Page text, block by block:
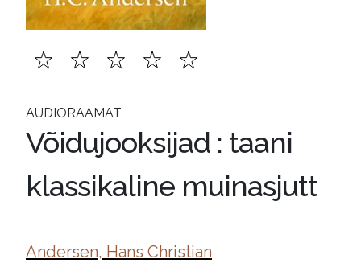
AUDIORAAMAT
Võidujooksijad : taani
klassikaline muinasjutt
Andersen, Hans Christian